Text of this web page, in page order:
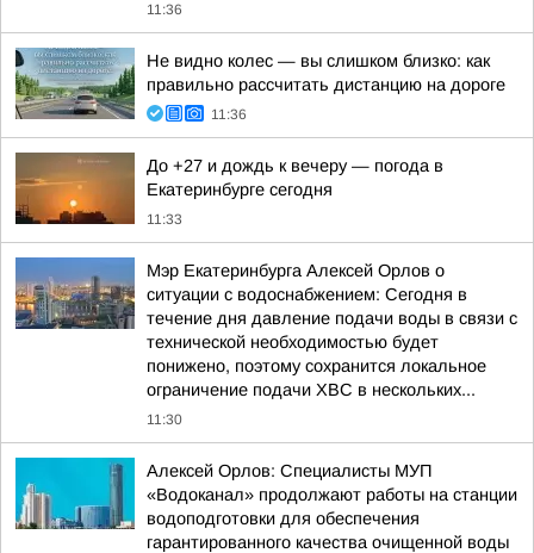
11:36
Не видно колес — вы слишком близко: как
правильно рассчитать дистанцию на дороге
11:36
До +27 и дождь к вечеру — погода в
Екатеринбурге сегодня
11:33
Мэр Екатеринбурга Алексей Орлов о
ситуации с водоснабжением: Сегодня в
течение дня давление подачи воды в связи с
технической необходимостью будет
понижено, поэтому сохранится локальное
ограничение подачи ХВС в нескольких...
11:30
Алексей Орлов: Специалисты МУП
«Водоканал» продолжают работы на станции
водоподготовки для обеспечения
гарантированного качества очищенной воды